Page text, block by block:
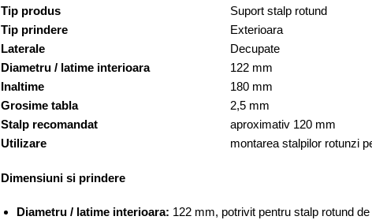
Tip produs
Suport stalp rotund
Tip prindere
Exterioara
Laterale
Decupate
Diametru / latime interioara
122 mm
Inaltime
180 mm
Grosime tabla
2,5 mm
Stalp recomandat
aproximativ 120 mm
Utilizare
montarea stalpilor rotunzi
Dimensiuni si prindere
Diametru / latime interioara: 122 mm, potrivit pentru stalp rotund